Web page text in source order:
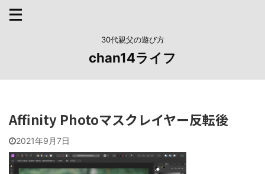
30代親父の遊び方
chan14ライフ
Affinity Photoマスクレイヤー反転後
2021年9月7日